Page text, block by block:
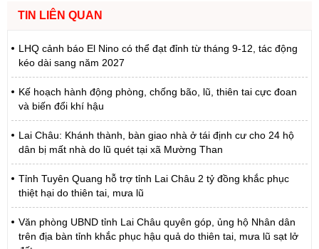
TIN LIÊN QUAN
LHQ cảnh báo El Nino có thể đạt đỉnh từ tháng 9-12, tác động
kéo dài sang năm 2027
Kế hoạch hành động phòng, chống bão, lũ, thiên tai cực đoan
và biến đổi khí hậu
Lai Châu: Khánh thành, bàn giao nhà ở tái định cư cho 24 hộ
dân bị mất nhà do lũ quét tại xã Mường Than
Tỉnh Tuyên Quang hỗ trợ tỉnh Lai Châu 2 tỷ đồng khắc phục
thiệt hại do thiên tai, mưa lũ
Văn phòng UBND tỉnh Lai Châu quyên góp, ủng hộ Nhân dân
trên địa bàn tỉnh khắc phục hậu quả do thiên tai, mưa lũ sạt lở